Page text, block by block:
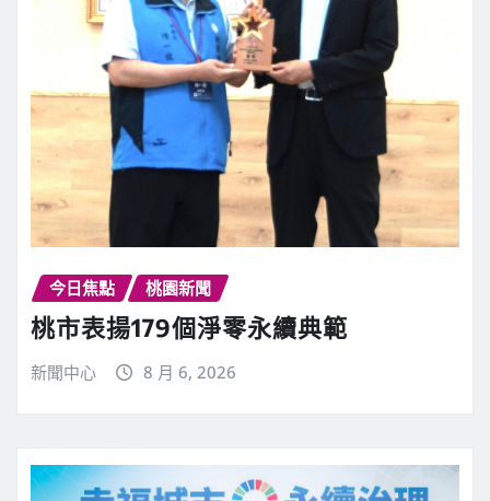
今日焦點 桃園新聞
桃市表揚179個淨零永續典範
新聞中心 8 月 6, 2026